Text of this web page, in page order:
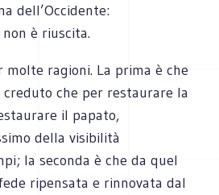
dell’Occidente:
è riuscita.
molte ragioni. La prima è che
creduto che per restaurare la
il papato,
della visibilità
la seconda è che da quel
ripensata e rinnovata dal